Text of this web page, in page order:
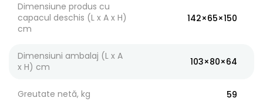
Dimensiune produs cu
capacul deschis (L x A x H)
cm
142×65×150
Dimensiuni ambalaj (L x A
x H) cm
103×80×64
Greutate netă, kg 59